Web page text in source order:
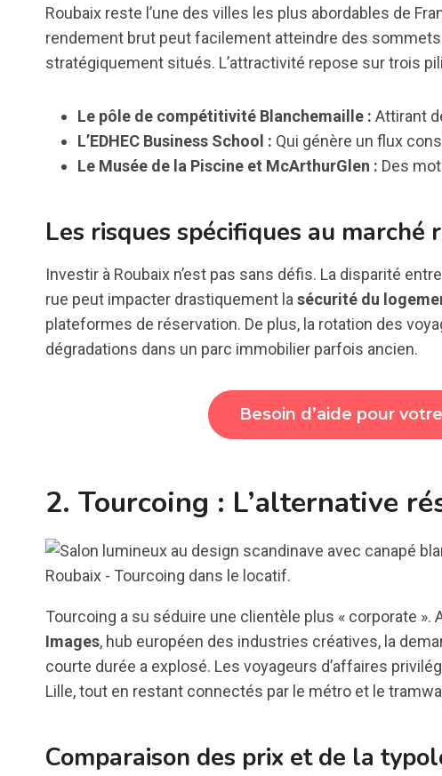
Roubaix reste l’une des villes les plus abordables de
rendement brut peut facilement atteindre des
stratégiquement situés. L’attractivité repose sur trois
Le pôle de compétitivité Blanchemaille : Attirant
L’EDHEC Business School : Qui génère un flux
Le Musée de la Piscine et McArthurGlen : Des
Les risques spécifiques au marché
Investir à Roubaix n’est pas sans défis. La disparité
rue peut impacter drastiquement la sécurité du
plateformes de réservation. De plus, la rotation des
dégradations dans un parc immobilier parfois ancien.
Besoin d’aide pour
2. Tourcoing : L’alternative
Tourcoing a su séduire une clientèle plus « corporate
Images, hub européen des industries créatives, la
courte durée a explosé. Les voyageurs d’affaires
Lille, tout en restant connectés par le métro et le
Comparaison des prix et de la